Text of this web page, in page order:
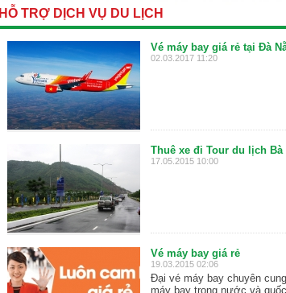
HỖ TRỢ DỊCH VỤ DU LỊCH
Vé máy bay giá rẻ tại Đà
02.03.2017 11:20
Thuê xe đi Tour du lịch Bà
17.05.2015 10:00
Vé máy bay giá rẻ
19.03.2015 02:06
Đại vé máy bay chuyên
máy bay trong nước và